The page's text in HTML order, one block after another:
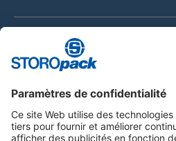
Certificat TÜV Austria - Home
717.9 KB)